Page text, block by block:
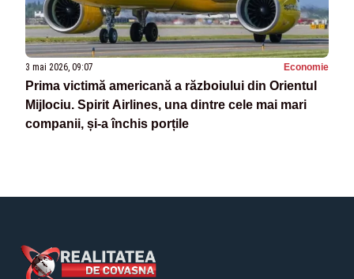
3 mai 2026, 09:07 Economie
Prima victimă americană a războiului din Orientul
Mijlociu. Spirit Airlines, una dintre cele mai mari
companii, și-a închis porțile